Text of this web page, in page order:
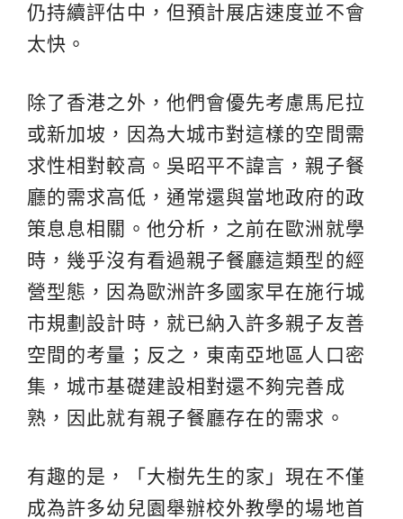
仍持續評估中，但預計展店速度並不會
太快。
除了香港之外，他們會優先考慮馬尼拉
或新加坡，因為大城市對這樣的空間需
求性相對較高。吳昭平不諱言，親子餐
廳的需求高低，通常還與當地政府的政
策息息相關。他分析，之前在歐洲就學
時，幾乎沒有看過親子餐廳這類型的經
營型態，因為歐洲許多國家早在施行城
市規劃設計時，就已納入許多親子友善
空間的考量；反之，東南亞地區人口密
集，城市基礎建設相對還不夠完善成
熟，因此就有親子餐廳存在的需求。
有趣的是，「大樹先生的家」現在不僅
成為許多幼兒園舉辦校外教學的場地首